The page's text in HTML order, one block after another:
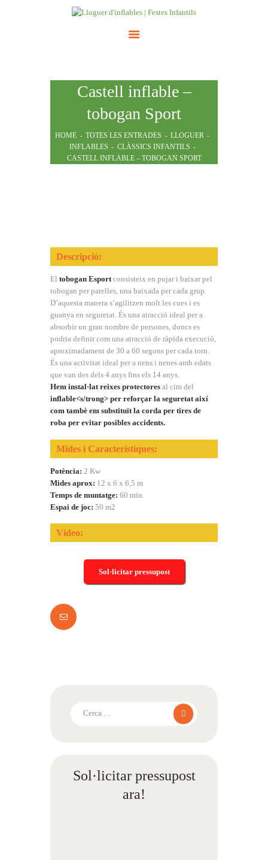
Castell inflable –
tobogan Sport
HOME TOTES LES ENTRADES
LLOGUER
INFLABLES
CLÀSSICS INFANTILS
CASTELL INFLABLE – TOBOGAN SPORT
ATRACCIONS
TARIFES
CONTACTE
Descripció:
El tobogan Esportconsisteix en pujar i baixar pel
tobogan per parelles, una baixada per cada grup.
D’aquesta manera s’agilitzen molt les cues i es
guanya en seguretat. És una atracció ideal per a
absorbir un gran nombre de persones, doncs es
podria definir com una atracció de ràpida execució,
aproximadament de 30 a 60 segons per cada torn.
És una activitat ideal per a nens i nenes amb edats
que van des dels 4 anys fins els 14 anys.
Hem instal·lat reixes protectores al cim del
inflable<s/trong> per reforçar la seguretataixí
com tambè em substituït la corda per tires de
roba per evitar posibles accidents.
Mides i Característiques:
Potència: 2 Kw
Mides aprox: 12 x 6 x 6,5 m
Temps de muntatge: 60 min.
Espai de joc: 50 m2
Vídeo:
Sol·licitar pressupost
Sol·licitar pressupost
ara!